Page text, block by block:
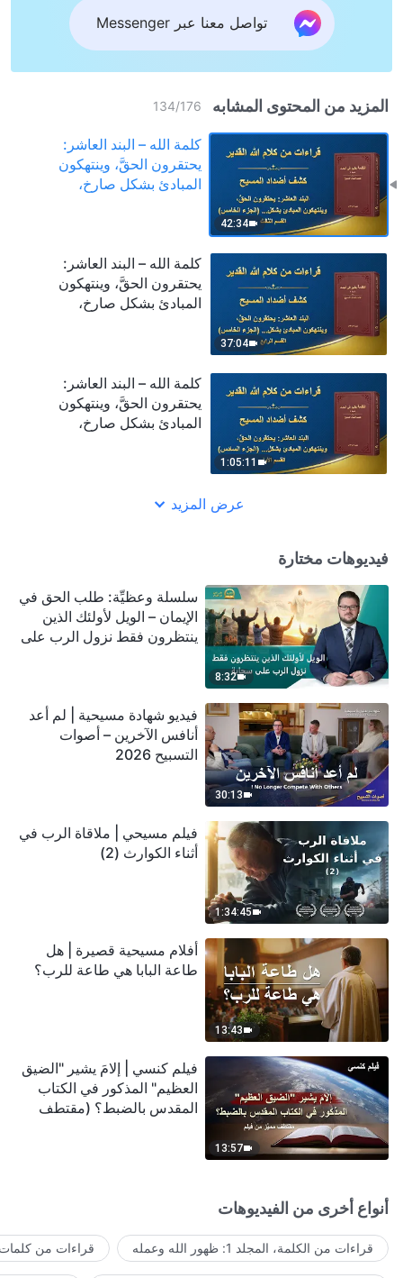
تواصل معنا عبر Messenger
المزيد من المحتوى المشابه 134/176
42:34
كلمة الله – البند العاشر:
يحتقرون الحقَّ، وينتهكون
المبادئ بشكل صارخ،
37:04
كلمة الله – البند العاشر:
يحتقرون الحقَّ، وينتهكون
المبادئ بشكل صارخ،
1:05:11
كلمة الله – البند العاشر:
يحتقرون الحقَّ، وينتهكون
المبادئ بشكل صارخ،
عرض المزيد
فيديوهات مختارة
8:32
سلسلة وعظيِّة: طلب الحق في
الإيمان – الويل لأولئك الذين
ينتظرون فقط نزول الرب على
30:13
فيديو شهادة مسيحية | لم أعد
أنافس الآخرين – أصوات
التسبيح 2026
1:34:45
فيلم مسيحي | ملاقاة الرب في
أثناء الكوارث (2)
13:43
أفلام مسيحية قصيرة | هل
طاعة البابا هي طاعة للرب؟
13:57
فيلم كنسي | إلامَ يشير "الضيق
العظيم" المذكور في الكتاب
المقدس بالضبط؟ (مقتطف
أنواع أخرى من الفيديوهات
قراءات من الكلمة، المجلد 1: ظهور الله وعمله قراءات من كلمات